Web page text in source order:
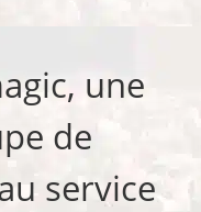
une
de
service